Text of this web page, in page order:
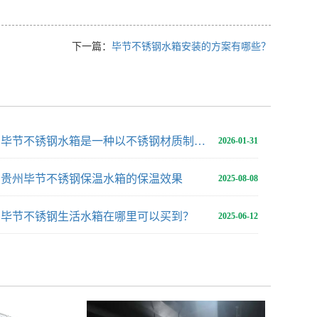
下一篇： 毕节不锈钢水箱安装的方案有哪些？
2026-01-31
毕节不锈钢水箱是一种以不锈钢材质制作而成的储水设备
2025-08-08
贵州毕节不锈钢保温水箱的保温效果
2025-06-12
毕节不锈钢生活水箱在哪里可以买到？